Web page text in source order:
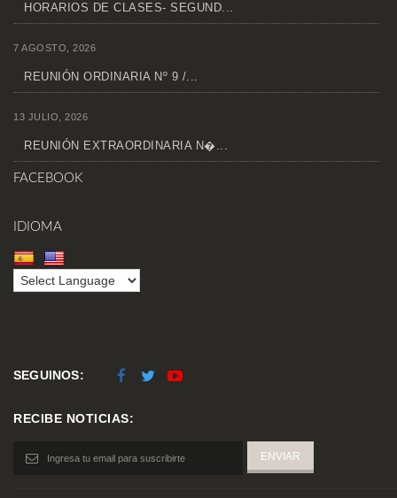
HORARIOS DE CLASES- SEGUND...
7 AGOSTO, 2026
REUNIÓN ORDINARIA Nº 9 /...
13 JULIO, 2026
REUNIÓN EXTRAORDINARIA N�...
FACEBOOK
IDIOMA
SEGUINOS:
RECIBE NOTICIAS: